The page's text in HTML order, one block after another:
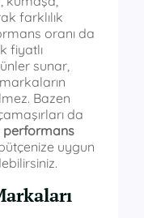
farklılık
oranı da
fiyatlı
sunar,
Bazen
da
performans
uygun